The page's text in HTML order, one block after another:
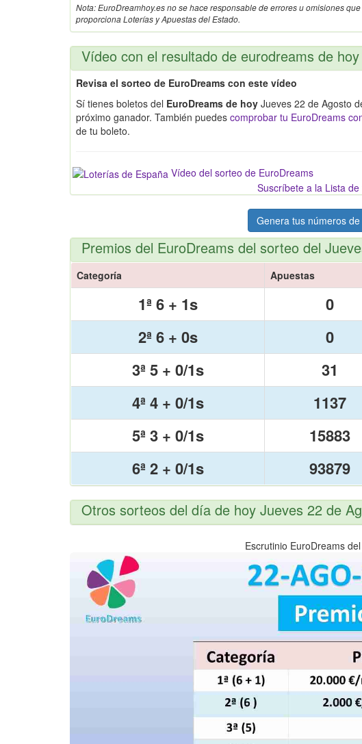
Nota: EuroDreamhoy.es no se hace responsable de errores u omisiones
proporciona Loterías y Apuestas del Estado.
Vídeo con el resultado de eurodreams de
Revisa el sorteo de EuroDreams con este vídeo
Sí tienes boletos del EuroDreams de hoy Jueves 22 de Agosto
próximo ganador. También puedes comprobar tu EuroDreams
de tu boleto.
Vídeo del sorteo de EuroDreams
Suscríbete a la Lista
Genera tus números
Premios del EuroDreams del sorteo del
Categoría Apuestas
1ª 6 + 1s 0
2ª 6 + 0s
0
3ª 5 + 0/1s
31
4ª 4 + 0/1s
1137
5ª 3 + 0/1s
15883
6ª 2 + 0/1s
93879
Otros sorteos del día de hoy Jueves 22 de
Escrutinio EuroDreams